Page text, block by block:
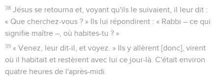
38 Jésus se retourna et, voyant qu'ils le suivaient, il leur dit :
« Que cherchez-vous ? » Ils lui répondirent : « Rabbi – ce qui
signifie maître –, où habites-tu ? »
39 « Venez, leur dit-il, et voyez. » Ils y allèrent [donc], virent
où il habitait et restèrent avec lui ce jour-là. C'était environ
quatre heures de l'après-midi.